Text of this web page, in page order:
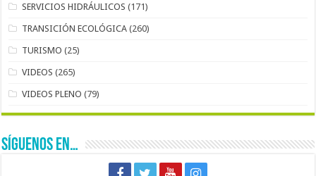
SERVICIOS HIDRÁULICOS (171)
TRANSICIÓN ECOLÓGICA (260)
TURISMO (25)
VIDEOS (265)
VIDEOS PLENO (79)
SÍGUENOS EN…